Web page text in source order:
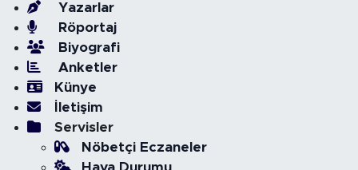
Yazarlar
Röportaj
Biyografi
Anketler
Künye
İletişim
Servisler
Nöbetçi Eczaneler
Hava Durumu